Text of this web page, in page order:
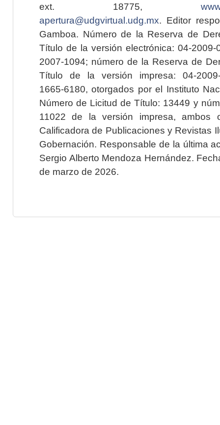
ext. 18775,
apertura@udgvirtual.udg.mx. Editor
Gamboa. Número de la Reserva de
Título de la versión electrónica: 04-2009-
2007-1094; número de la Reserva de
Título de la versión impresa: 04-2009-
1665-6180, otorgados por el Instituto
Número de Licitud de Título: 13449 y
11022 de la versión impresa, ambos
Calificadora de Publicaciones y Revistas
Gobernación. Responsable de la última
Sergio Alberto Mendoza Hernández.
de marzo de 2026.